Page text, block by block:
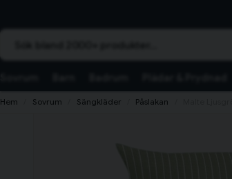
Hem Sovrum Sängkläder Påslakan